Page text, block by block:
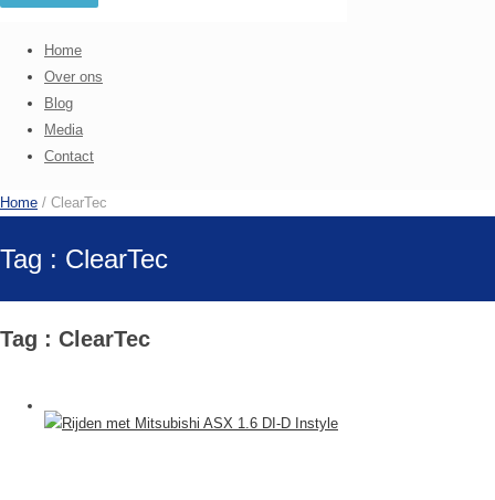
Home
Over ons
Blog
Media
Contact
Home / ClearTec
Tag : ClearTec
Tag : ClearTec